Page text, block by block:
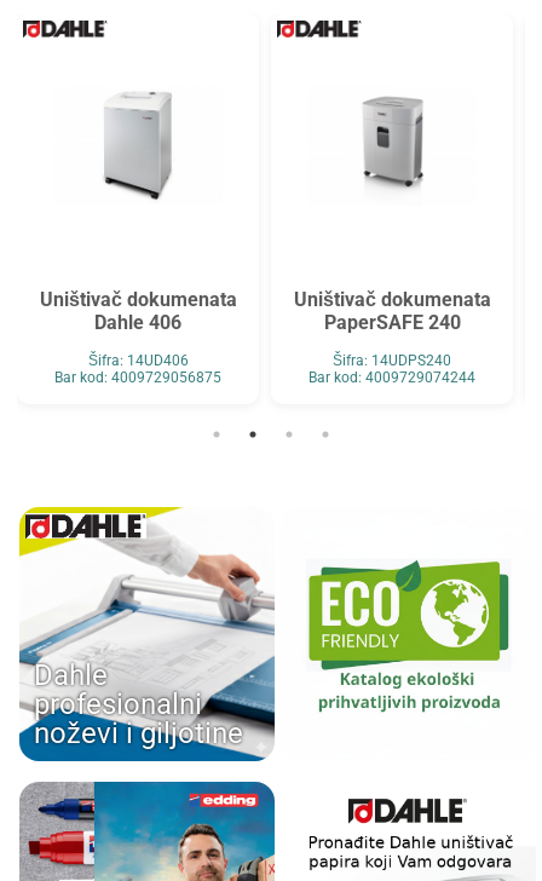
Uništivač dokumenata
Dahle 406
Šifra: 14UD406
Bar kod: 4009729056875
Uništivač dokumenata
PaperSAFE 240
Šifra: 14UDPS240
Bar kod: 4009729074244
Dahle
profesionalni
noževi i giljotine